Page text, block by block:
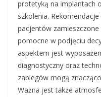
protetyką na implantach
szkolenia.
pacjentów
pomocne w podjęciu
aspektem jest
diagnostyczny oraz
zabiegów mogą
Ważna jest także